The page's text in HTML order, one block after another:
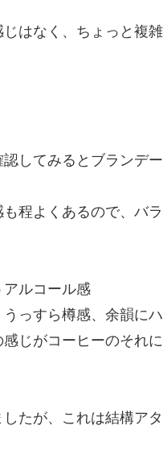
はなく、ちょっと複
してみるとブランデー
程よくあるので、バ
ルコール感
っすら樽感、余韻に
じがコーヒーのそれ
たが、これは結構アタ